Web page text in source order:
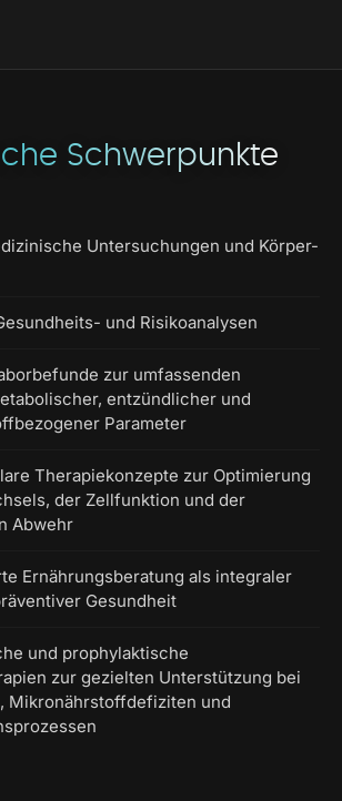
Schwerpunkte
Untersuchungen und Körper-
und Risikoanalysen
zur umfassenden
entzündlicher und
Parameter
Therapiekonzepte zur Optimierung
der Zellfunktion und der
Abwehr
Ernährungsberatung als integraler
Gesundheit
und prophylaktische
zur gezielten Unterstützung bei
Mikronährstoffdefiziten und